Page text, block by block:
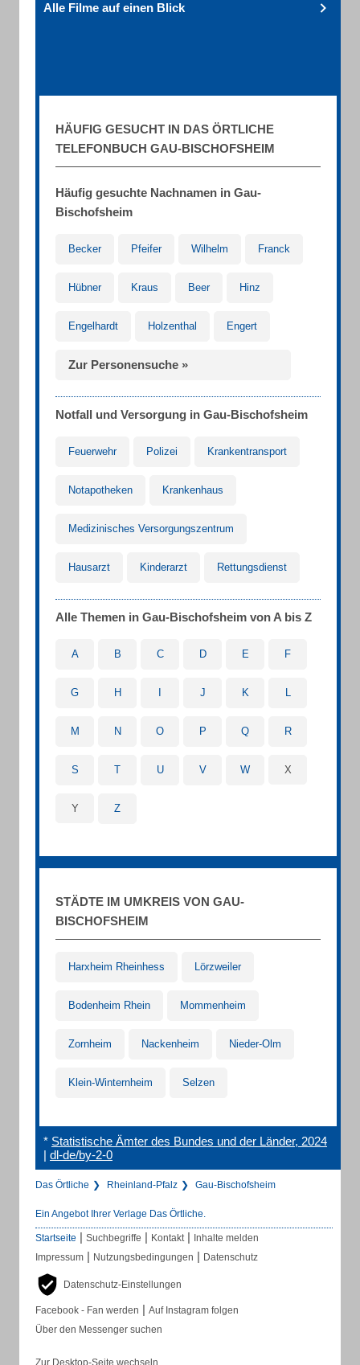
Alle Filme auf einen Blick
HÄUFIG GESUCHT IN DAS ÖRTLICHE
TELEFONBUCH GAU-BISCHOFSHEIM
Häufig gesuchte Nachnamen in Gau-
Bischofsheim
Becker Pfeifer Wilhelm Franck
Hübner Kraus Beer Hinz
Engelhardt Holzenthal Engert
Zur Personensuche »
Notfall und Versorgung in Gau-Bischofsheim
Feuerwehr Polizei Krankentransport
Notapotheken Krankenhaus
Medizinisches Versorgungszentrum
Hausarzt Kinderarzt Rettungsdienst
Alle Themen in Gau-Bischofsheim von A bis Z
A B C D E F
G H J K L
M N O P Q R
S T U V W X
Y Z
STÄDTE IM UMKREIS VON GAU-
BISCHOFSHEIM
Harxheim Rheinhess Lörzweiler
Bodenheim Rhein Mommenheim
Zornheim Nackenheim Nieder-Olm
Klein-Winternheim Selzen
* Statistische Ämter des Bundes und der Länder, 2024
| dl-de/by-2-0
Das Örtliche Rheinland-Pfalz Gau-Bischofsheim
Ein Angebot Ihrer Verlage Das Örtliche.
Startseite | Suchbegriffe | Kontakt | Inhalte melden
Impressum | Nutzungsbedingungen | Datenschutz
Datenschutz-Einstellungen
Facebook - Fan werden | Auf Instagram folgen
Über den Messenger suchen
Zur Desktop-Seite wechseln